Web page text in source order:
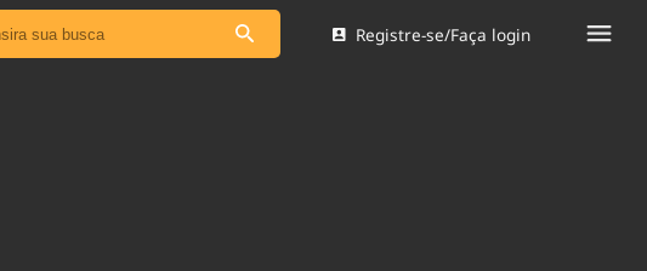
Ver todas as notícias
Registre-se/Faça login